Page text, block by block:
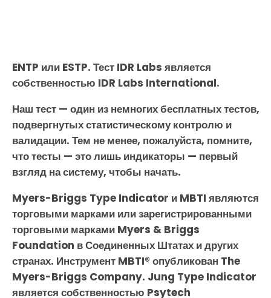
ENTP или ESTP. Тест IDR Labs является
собственностью IDR Labs International.
Наш тест — один из немногих бесплатных тестов,
подвергнутых статистическому контролю и
валидации. Тем не менее, пожалуйста, помните,
что тесты — это лишь индикаторы — первый
взгляд на систему, чтобы начать.
Myers-Briggs Type Indicator и MBTI являются
торговыми марками или зарегистрированными
торговыми марками Myers & Briggs
Foundation в Соединенных Штатах и других
странах. Инструмент MBTI® опубликован The
Myers-Briggs Company. Jung Type Indicator
является собственностью Psytech